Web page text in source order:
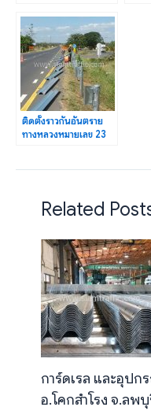
RS-606
ติดตั้งราวกันอันตราย
ทางหลวงหมายเลข 23
Related
การ์ดเรล และอุปก
อ.โคกสำโรง จ.ลพ